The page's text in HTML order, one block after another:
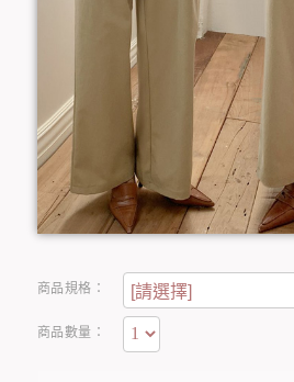
商品規格：
商品數量：